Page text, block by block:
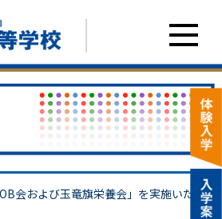
会および玉竜旗栄養会」を実施いたし